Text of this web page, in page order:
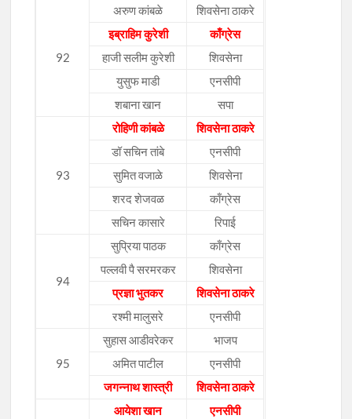
92
अरुण कांबळे
शिवसेना ठाकरे
इब्राहिम कुरेशी
काँग्रेस
हाजी सलीम कुरेशी
शिवसेना
युसुफ माडी
एनसीपी
शबाना खान
सपा
93
रोहिणी कांबळे
शिवसेना ठाकरे
डॉ सचिन तांबे
एनसीपी
सुमित वजाळे
शिवसेना
शरद शेजवळ
काँग्रेस
सचिन कासारे
रिपाई
94
सुप्रिया पाठक
काँग्रेस
पल्लवी पै सरमरकर
शिवसेना
प्रज्ञा भुतकर
शिवसेना ठाकरे
रश्मी मालुसरे
एनसीपी
95
सुहास आडीवरेकर
भाजप
अमित पाटील
एनसीपी
जगन्नाथ शास्त्री
शिवसेना ठाकरे
आयेशा खान
एनसीपी